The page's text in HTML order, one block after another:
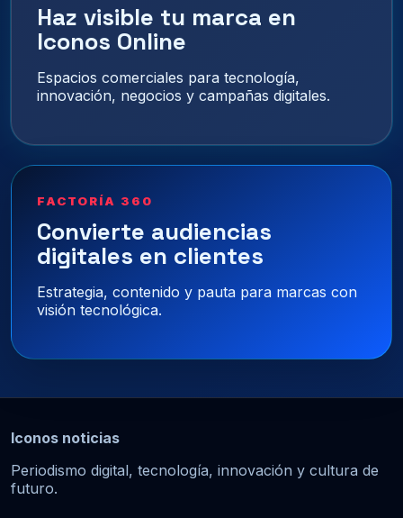
Haz visible tu marca en
Iconos Online
Espacios comerciales para tecnología,
innovación, negocios y campañas digitales.
FACTORÍA 360
Convierte audiencias
digitales en clientes
Estrategia, contenido y pauta para marcas con
visión tecnológica.
Iconos noticias
Periodismo digital, tecnología, innovación y cultura de
futuro.